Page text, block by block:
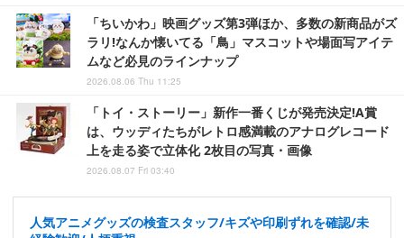
「ちいかわ」映画グッズ第3弾ほか、多数の新商品がズ
ラリ!なんか懐いてる「鳥」マスコットや場面写アイテ
ムなど必見のラインナップ
2026.08.06 Thu 11:25
「トイ・ストーリー」新作一番くじが発売決定!A賞
は、ウッディたちがレトロ感満載のアナログレコード
上を走る姿で立体化 2枚目の写真・画像
2026.08.07 Fri 03:40
人気アニメグッズの検査スタッフ/キズや印刷ずれを確認/未